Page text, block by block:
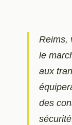
Reims,
le
aux
des